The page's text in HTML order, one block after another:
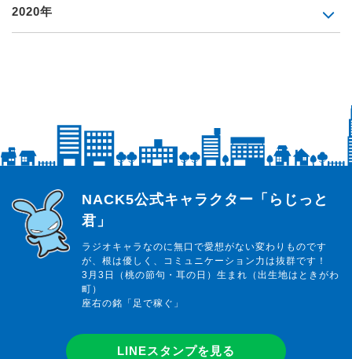
2020年
らじっと君
NACK5公式キャラクター「らじっと
君」
ラジオキャラなのに無口で愛想がない変わりものです
が、根は優しく、コミュニケーション力は抜群です！
3月3日（桃の節句・耳の日）生まれ（出生地はときがわ
町）
座右の銘「足で稼ぐ」
LINEスタンプを見る